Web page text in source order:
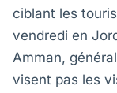
ciblant les
vendredi en
Amman,
visent pas les